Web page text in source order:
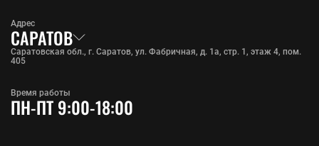
Адрес
САРАТОВ
Саратовская обл., г. Саратов, ул. Фабричная, д. 1а, стр. 1, этаж 4, пом.
405
Время работы
ПН-ПТ 9:00-18:00